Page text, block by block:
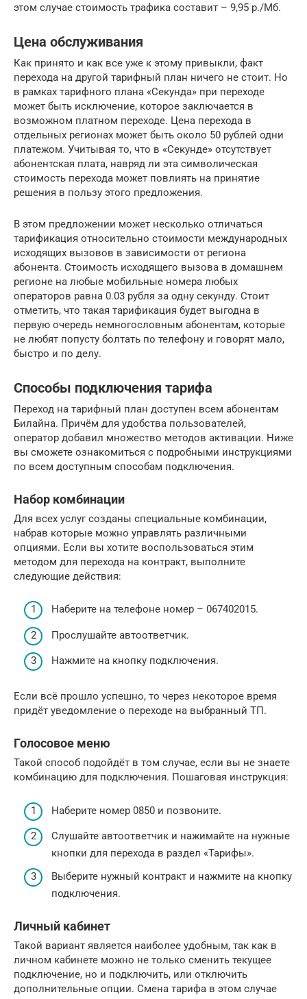
этом случае стоимость трафика составит – 9,95 р./Мб.
Цена обслуживания
Как принято и как все уже к этому привыкли, факт
перехода на другой тарифный план ничего не стоит. Но
в рамках тарифного плана «Секунда» при переходе
может быть исключение, которое заключается в
возможном платном переходе. Цена перехода в
отдельных регионах может быть около 50 рублей одни
платежом. Учитывая то, что в «Секунде» отсутствует
абонентская плата, навряд ли эта символическая
стоимость перехода может повлиять на принятие
решения в пользу этого предложения.
В этом предложении может несколько отличаться
тарификация относительно стоимости международных
исходящих вызовов в зависимости от региона
абонента. Стоимость исходящего вызова в домашнем
регионе на любые мобильные номера любых
операторов равна 0.03 рубля за одну секунду. Стоит
отметить, что такая тарификация будет выгодна в
первую очередь немногословным абонентам, которые
не любят попусту болтать по телефону и говорят мало,
быстро и по делу.
Способы подключения тарифа
Переход на тарифный план доступен всем абонентам
Билайна. Причём для удобства пользователей,
оператор добавил множество методов активации. Ниже
вы сможете ознакомиться с подробными инструкциями
по всем доступным способам подключения.
Набор комбинации
Для всех услуг созданы специальные комбинации,
набрав которые можно управлять различными
опциями. Если вы хотите воспользоваться этим
методом для перехода на контракт, выполните
следующие действия:
Наберите на телефоне номер – 067402015.
Прослушайте автоответчик.
Нажмите на кнопку подключения.
Если всё прошло успешно, то через некоторое время
придёт уведомление о переходе на выбранный ТП.
Голосовое меню
Такой способ подойдёт в том случае, если вы не знаете
комбинацию для подключения. Пошаговая инструкция:
Наберите номер 0850 и позвоните.
Слушайте автоответчик и нажимайте на нужные
кнопки для перехода в раздел «Тарифы».
Выберите нужный контракт и нажмите на кнопку
подключения.
Личный кабинет
Такой вариант является наиболее удобным, так как в
личном кабинете можно не только сменить текущее
подключение, но и подключить, или отключить
дополнительные опции. Смена тарифа в этом случае